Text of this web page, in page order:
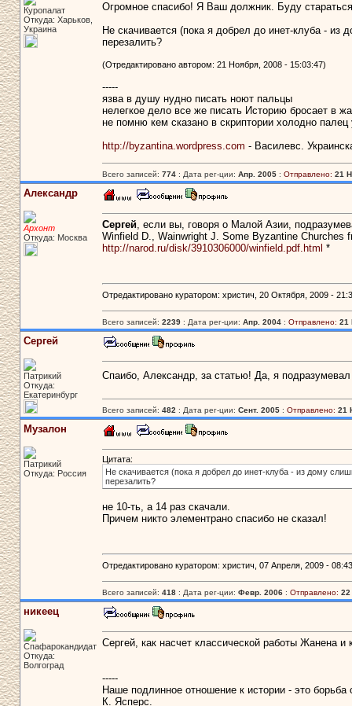
Куропалат
Откуда: Харьков,
Украина
Огромное спасибо! Я Ваш должник. Буду
Не скачивается (пока я добрел до инет-клуба -
перезалить?
(Отредактировано автором: 21 Ноября, 2008 - 15:03:47)
-----
язва в душу нудно писать ноют пальцы
нелегкое дело все же писать Историю бросает в
не помню кем сказано в скриптории холодно палец
http://byzantina.wordpress.com - Василевс.
Всего записей: 774: Дата рег-ции: Апр. 2005: Отправлено: 21
Александр
Архонт
Откуда: Москва
Сергей, если вы, говоря о Малой Азии,
Winfield D., Wainwright J. Some Byzantine Churches
http://narod.ru/disk/3910306000/winfield.pdf.html *
Отредактировано куратором: христич, 20 Октября, 2009 -
Всего записей: 2239: Дата рег-ции: Апр. 2004: Отправлено: 21
Сергей
Патрикий
Откуда:
Екатеринбург
Спаибо, Александр, за статью! Да, я
Всего записей: 482 : Дата рег-ции: Сент. 2005: Отправлено: 21
Музалон
Патрикий
Откуда: Россия
Цитата:
Не скачивается (пока я добрел до инет-клуба - из дому
перезалить?
не 10-ть, а 14 раз скачали.
Причем никто элементрано спасибо не сказал!
Отредактировано куратором: христич, 07 Апреля, 2009 -
Всего записей: 418: Дата рег-ции: Февр. 2006: Отправлено: 22
никеец
Спафарокандидат
Откуда:
Волгоград
Сергей, как насчет классической работы Жанена и
-----
Наше подлинное отношение к истории - это борьба
К. Ясперс.